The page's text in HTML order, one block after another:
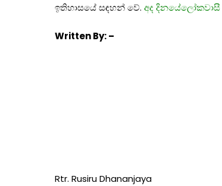
ඉතිහාසයේසඳහන්වේ. අදදිනයේලෝකවාසී
WrittenBy: –
Rtr. Rusiru Dhananjaya